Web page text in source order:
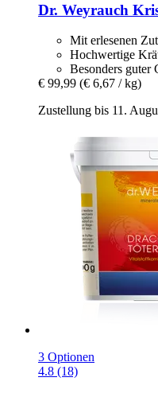
Dr. Weyrauch
Mit erlesenen
Hochwertige
Besonders guter
€ 99,99 (€ 6,67 / kg)
Zustellung bis 11.
3 Optionen
4.8 (18)